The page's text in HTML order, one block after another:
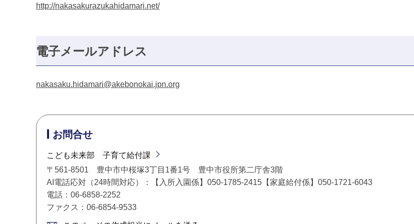
http://nakasakurazukahidamari.net/
電子メールアドレス
nakasaku.hidamari@akebonokai.jpn.org
お問合せ
こども未来部 子育て給付課
〒561-8501 豊中市中桜塚3丁目1番1号 豊中市役所第二庁舎3階
AI電話応対（24時間対応）：【入所入園係】050-1785-2415【家庭給付係】050-1721-6043
電話：06-6858-2252
ファクス：06-6854-9533